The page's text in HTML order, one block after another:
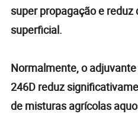
super propagação e
superficial.
Normalmente, o
246D reduz
de misturas agrícolas